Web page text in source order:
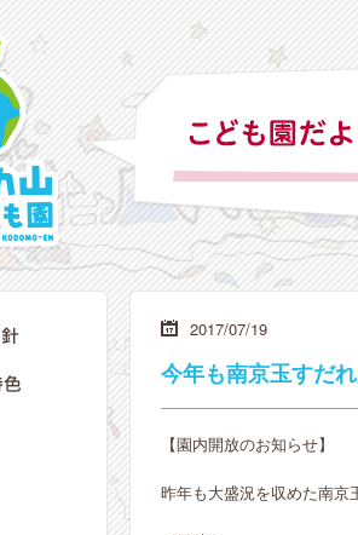
2017/07/19
今年も南京玉すだ
【園内開放のお知らせ】
昨年も大盛況を収めた南京